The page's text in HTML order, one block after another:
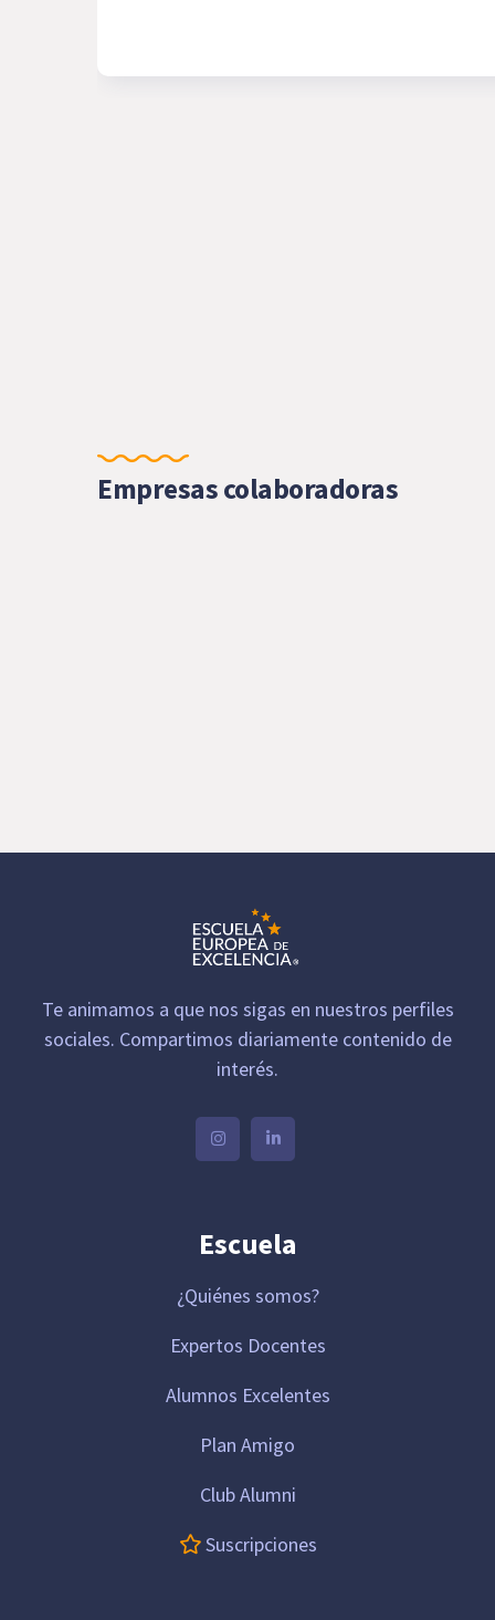
Empresas colaboradoras
Te animamos a que nos sigas en nuestros perfiles
sociales. Compartimos diariamente contenido de
interés.
Escuela
¿Quiénes somos?
Expertos Docentes
Alumnos Excelentes
Plan Amigo
Club Alumni
Suscripciones